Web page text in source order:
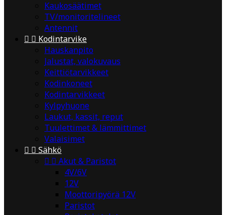
Kaukosäätimet
TV/monitoritelineet
Antennit
  Kodintarvike
Hauskanpito
Jalustat, valokuvaus
Keittiötarvikkeet
Kodinkoneet
Kodintarvikkeet
Kylpyhuone
Laukut, kassit, reput
Tuulettimet & lämmittimet
Valaisimet
  Sähkö
  Akut & Paristot
4V/6V
12V
Moottoripyörä 12V
Paristot